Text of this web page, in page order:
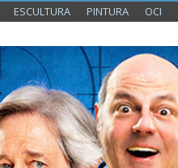
ESCULTURA PINTURA OCI